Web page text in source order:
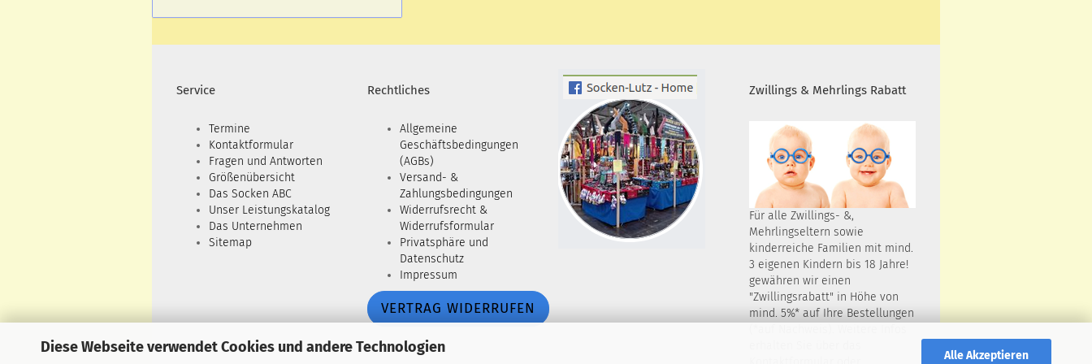
Diese Webseite verwendet Cookies und andere Technologien Alle Akzeptieren
Service
Termine
Kontaktformular
Fragen und Antworten
Größenübersicht
Das Socken ABC
Unser Leistungskatalog
Das Unternehmen
Sitemap
Rechtliches
Allgemeine
Geschäftsbedingungen
(AGBs)
Versand- &
Zahlungsbedingungen
Widerrufsrecht &
Widerrufsformular
Privatsphäre und
Datenschutz
Impressum
VERTRAG WIDERRUFEN
Zwillings & Mehrlings Rabatt
Für alle Zwillings- &,
Mehrlingseltern sowie
kinderreiche Familien mit mind.
3 eigenen Kindern bis 18 Jahre!
gewähren wir einen
"Zwillingsrabatt" in Höhe von
mind. 5%* auf Ihre Bestellungen